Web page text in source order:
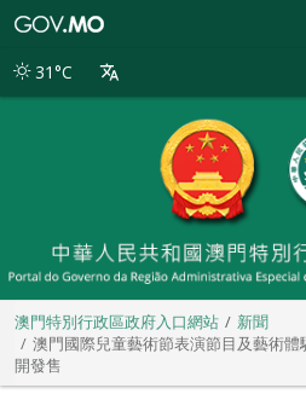
別
31°C
澳門特別行政區政府入口網站
新聞
澳門國際兒童藝術節表演節目及藝術
開發售